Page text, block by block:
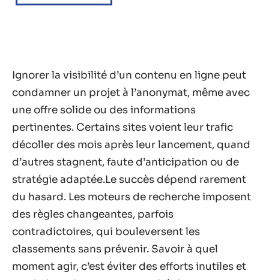
Ignorer la visibilité d’un contenu en ligne peut
condamner un projet à l’anonymat, même avec
une offre solide ou des informations
pertinentes. Certains sites voient leur trafic
décoller des mois après leur lancement, quand
d’autres stagnent, faute d’anticipation ou de
stratégie adaptée.Le succès dépend rarement
du hasard. Les moteurs de recherche imposent
des règles changeantes, parfois
contradictoires, qui bouleversent les
classements sans prévenir. Savoir à quel
moment agir, c’est éviter des efforts inutiles et